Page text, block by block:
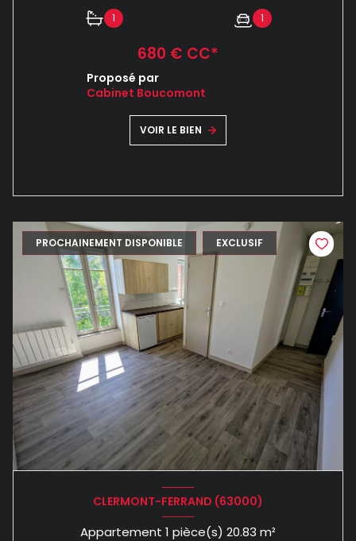
1 1
680 € CC*
Proposé par
Cabinet Boucomont
VOIR LE BIEN
PROCHAINEMENT DISPONIBLE EXCLUSIF
CLERMONT-FERRAND (63000)
Appartement 1 pièce(s) 20.83 m²